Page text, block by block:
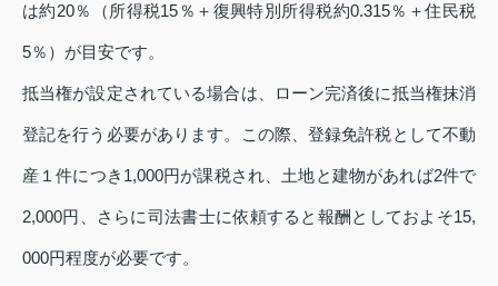
は約20％（所得税15％＋復興特別所得税約0.315％＋住民税
5％）が目安です。
抵当権が設定されている場合は、ローン完済後に抵当権抹消
登記を行う必要があります。この際、登録免許税として不動
産１件につき1,000円が課税され、土地と建物があれば2件で
2,000円、さらに司法書士に依頼すると報酬としておよそ15,
000円程度が必要です。